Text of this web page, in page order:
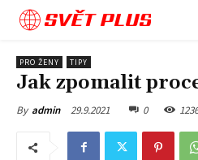
SVĚT PLUS
PRO ŽENY TIPY
Jak zpomalit
By admin 29.9.2021 0 1236